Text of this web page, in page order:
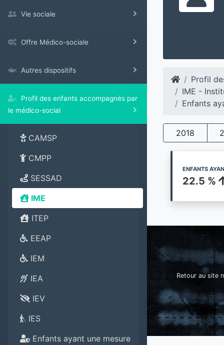
Vie sociale
Offre Médico-sociale
Autres dispositifs
Profil des enfants accompagnés par
le médico-social
CAMSP
CMPP
SESSAD
IME
ITEP
EEAP
IEM
IEA
IEV
IES
Enfants ayant une mesure
Profil
IME -
Enfants
2018
ENFANTS
22.5 %
Retour au site